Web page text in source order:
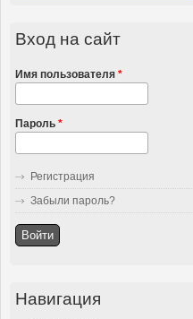
Вход на сайт
Имя пользователя *
Пароль *
Регистрация
Забыли пароль?
Навигация